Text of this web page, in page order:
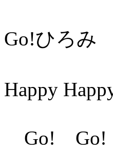
Go!ひろみ
Happy
Go! Go!